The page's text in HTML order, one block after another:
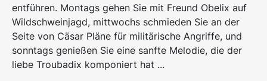
entführen. Montags gehen Sie mit Freund Obelix auf
Wildschweinjagd, mittwochs schmieden Sie an der
Seite von Cäsar Pläne für militärische Angriffe, und
sonntags genießen Sie eine sanfte Melodie, die der
liebe Troubadix komponiert hat ...